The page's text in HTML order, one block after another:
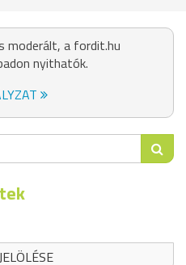
moderált, a fordit.hu
nyithatók.